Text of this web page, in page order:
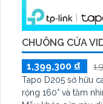
CHUÔNG CỬA
1,399,300 ₫
Tapo D205 sở hữu
rộng 160° và tầm